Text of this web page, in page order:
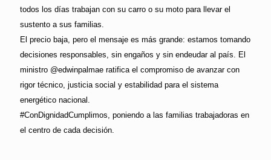
todos los días trabajan con su carro o su moto para llevar el
sustento a sus familias.
El precio baja, pero el mensaje es más grande: estamos tomando
decisiones responsables, sin engaños y sin endeudar al país. El
ministro @edwinpalmae ratifica el compromiso de avanzar con
rigor técnico, justicia social y estabilidad para el sistema
energético nacional.
#ConDignidadCumplimos, poniendo a las familias trabajadoras en
el centro de cada decisión.